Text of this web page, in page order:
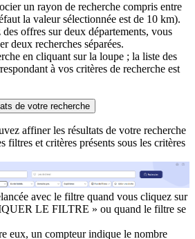
un rayon de recherche compris entre
la valeur sélectionnée est de 10 km).
offres sur deux départements, vous
deux recherches séparées.
en cliquant sur la loupe ; la liste des
à vos critères de recherche est
de votre recherche
affiner les résultats de votre recherche
filtres et critères présents sous les critères
avec le filtre quand vous cliquez sur
LE FILTRE » ou quand le filtre se
eux, un compteur indique le nombre